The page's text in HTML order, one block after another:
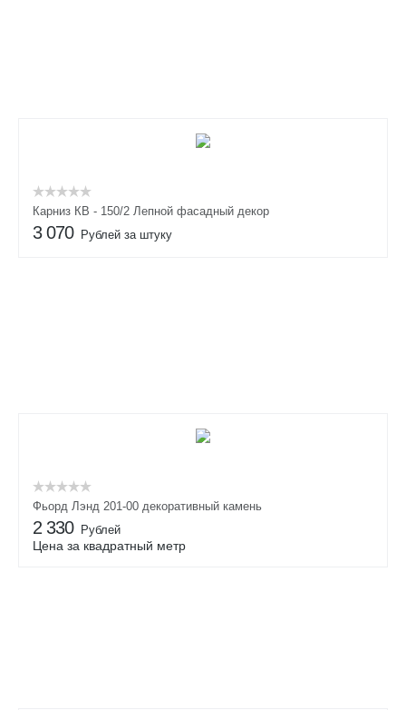
Карниз КВ - 150/2 Лепной фасадный декор
3 070 Рублей за штуку
Фьорд Лэнд 201-00 декоративный камень
2 330 Рублей
Цена за квадратный метр